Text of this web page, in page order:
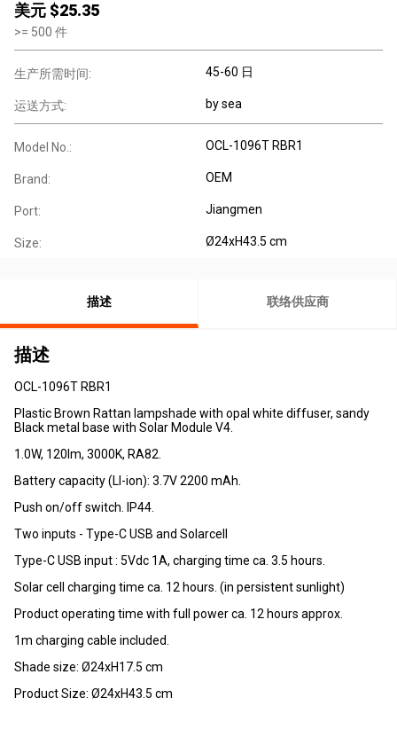
美元 $25.35
>= 500 件
生产所需时间: 45-60 日
运送方式: by sea
Model No.: OCL-1096T RBR1
Brand: OEM
Port: Jiangmen
Size: Ø24xH43.5 cm
描述 联络供应商
描述
OCL-1096T RBR1
Plastic Brown Rattan lampshade with opal white diffuser, sandy
Black metal base with Solar Module V4.
1.0W, 120lm, 3000K, RA82.
Battery capacity (LI-ion): 3.7V 2200 mAh.
Push on/off switch. IP44.
Two inputs - Type-C USB and Solarcell
Type-C USB input : 5Vdc 1A, charging time ca. 3.5 hours.
Solar cell charging time ca. 12 hours. (in persistent sunlight)
Product operating time with full power ca. 12 hours approx.
1m charging cable included.
Shade size: Ø24xH17.5 cm
Product Size: Ø24xH43.5 cm